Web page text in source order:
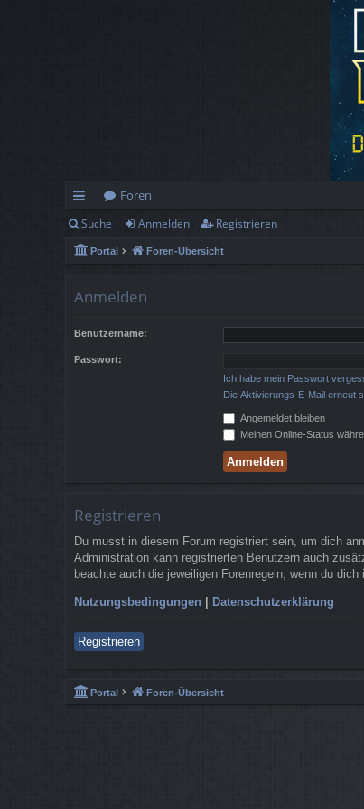
ch
ne
Foren
Suche Anmelden Registrieren
Portal Foren-Übersicht
Anmelden
Benutzername:
Passwort:
Ich habe mein Passwort
Die Aktivierungs-E-Mail erneut
Angemeldet bleiben
Meinen Online-Status
Registrieren
Du musst in diesem Forum registriert sein, um dich
Administration kann registrierten Benutzern auch
beachte auch die jeweiligen Forenregeln, wenn du dich
Nutzungsbedingungen | Datenschutzerklärung
Registrieren
Portal Foren-Übersicht